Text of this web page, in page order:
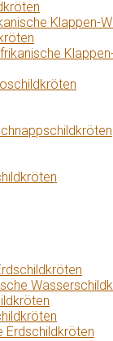
Klappen-
Erdschildkröten